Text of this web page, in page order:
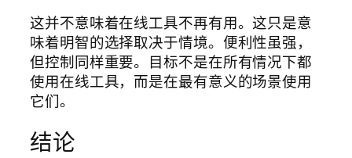
这并不意味着在线工具不再有用。这只是意
味着明智的选择取决于情境。便利性虽强，
但控制同样重要。目标不是在所有情况下都
使用在线工具，而是在最有意义的场景使用
它们。
结论